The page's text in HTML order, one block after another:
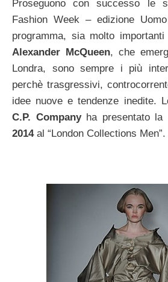
Proseguono con successo le
Fashion Week – edizione
programma, sia molto importanti
Alexander McQueen, che
Londra, sono sempre i più
perchè trasgressivi,
idee nuove e tendenze inedite.
C.P. Companyha presentato
2014al “London Collections Men”.